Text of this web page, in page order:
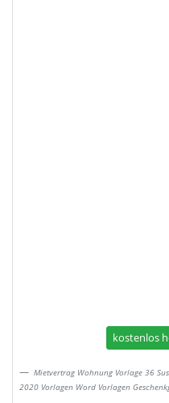
kostenlos
Mietvertrag Wohnung Vorlage 36
2020 Vorlagen Word Vorlagen